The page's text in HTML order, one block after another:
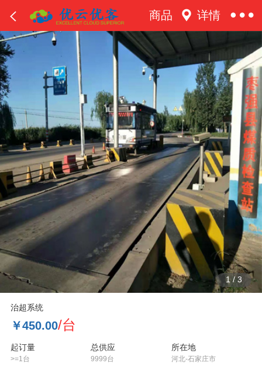
商品 详情
1/3
治超系统
￥450.00/台
起订量
>=1台
总供应
9999台
所在地
河北-石家庄市